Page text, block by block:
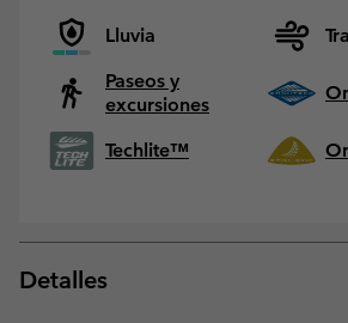
Lluvia
Paseos y
excursiones
Techlite™
Detalles